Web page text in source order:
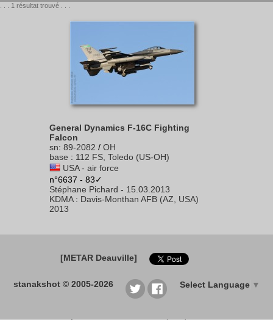
. . . 1 résultat trouvé . . .
General Dynamics F-16C Fighting
Falcon
sn: 89-2082 / OH
base : 112 FS, Toledo (US-OH)
USA - air force
n°6637 - 83✓
Stéphane Pichard - 15.03.2013
KDMA: Davis-Monthan AFB (AZ, USA)
2013
[METAR Deauville]
stanakshot © 2005-2026 Select Language ▼